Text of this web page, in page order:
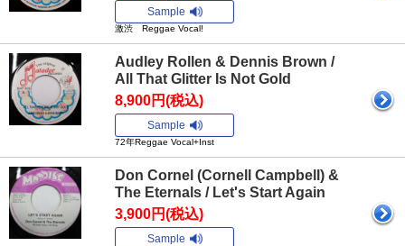
Sample
激渋 Reggae Vocal!
Audley Rollen & Dennis Brown /
All That Glitter Is Not Gold
8,900円(税込)
Sample
72年Reggae Vocal+Inst
Don Cornel (Cornell Campbell) &
The Eternals / Let's Start Again
3,900円(税込)
Sample